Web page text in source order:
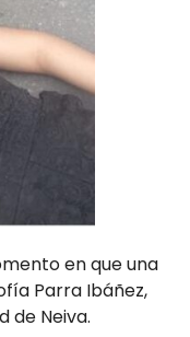
en que una
Parra Ibáñez,
de Neiva.